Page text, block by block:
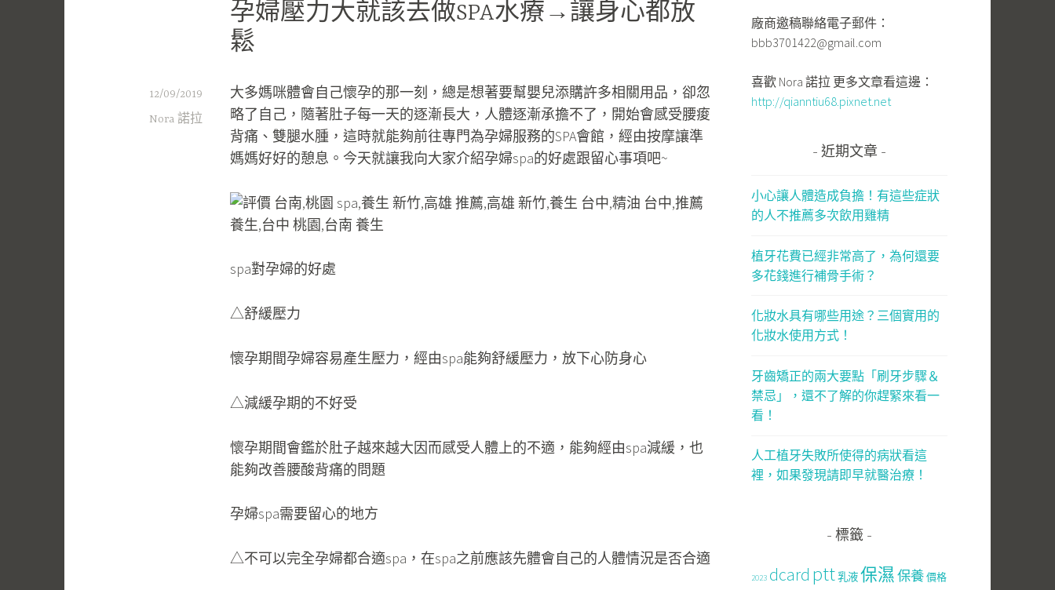
孕婦壓力大就該去做SPA水療→讓身心都放
鬆
12/09/2019
Nora 諾拉
大多媽咪體會自己懷孕的那一刻，總是想著要幫嬰兒添購許多相關用品，卻忽
略了自己，隨著肚子每一天的逐漸長大，人體逐漸承擔不了，開始會感受腰痠
背痛、雙腿水腫，這時就能夠前往專門為孕婦服務的SPA會館，經由按摩讓準
媽媽好好的憩息。今天就讓我向大家介紹孕婦spa的好處跟留心事項吧~
spa對孕婦的好處
△舒緩壓力
懷孕期間孕婦容易產生壓力，經由spa能夠舒緩壓力，放下心防身心
△減緩孕期的不好受
懷孕期間會鑑於肚子越來越大因而感受人體上的不適，能夠經由spa減緩，也
能夠改善腰酸背痛的問題
孕婦spa需要留心的地方
△不可以完全孕婦都合適spa，在spa之前應該先體會自己的人體情況是否合適
廠商邀稿聯絡電子郵件：
bbb3701422@gmail.com
喜歡 Nora 諾拉 更多文章看這邊：
http://qianntiu68.pixnet.net
近期文章
小心讓人體造成負擔！有這些症狀
的人不推薦多次飲用雞精
植牙花費已經非常高了，為何還要
多花錢進行補骨手術？
化妝水具有哪些用途？三個實用的
化妝水使用方式！
牙齒矯正的兩大要點「刷牙步驟＆
禁忌」，還不了解的你趕緊來看一
看！
人工植牙失敗所使得的病狀看這
裡，如果發現請即早就醫治療！
標籤
2023 dcard ptt乳液保濕保養價格